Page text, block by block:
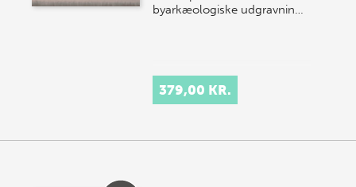
byarkæologiske udgravnin…
379,00 KR.